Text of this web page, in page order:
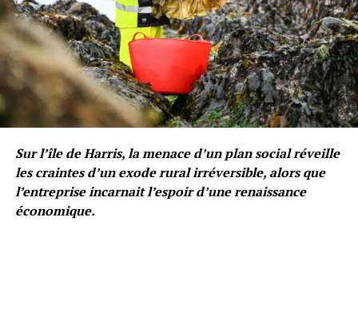
Sur l’île de Harris, la menace d’un plan social réveille
les craintes d’un exode rural irréversible, alors que
l’entreprise incarnait l’espoir d’une renaissance
économique.